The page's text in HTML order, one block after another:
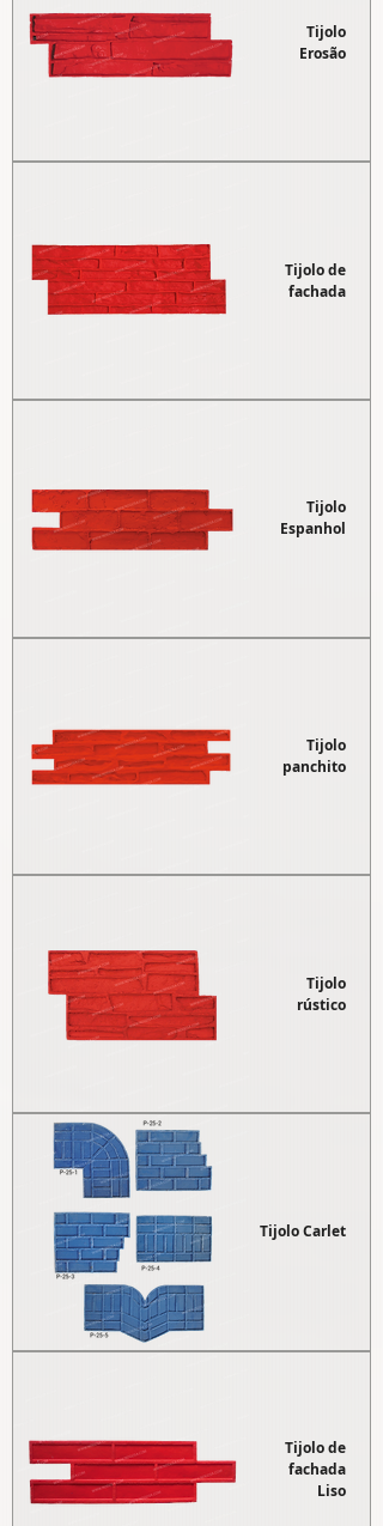
Tijolo
Erosão
Tijolo de
fachada
Tijolo
Espanhol
Tijolo
panchito
Tijolo
rústico
Tijolo Carlet
Tijolo de
fachada
Liso